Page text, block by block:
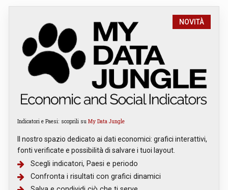
NOVITÀ
Indicatori e Paesi: scoprili su My Data Jungle
Il nostro spazio dedicato ai dati economici: grafici interattivi,
fonti verificate e possibilità di salvare i tuoi layout.
Scegli indicatori, Paesi e periodo
Confronta i risultati con grafici dinamici